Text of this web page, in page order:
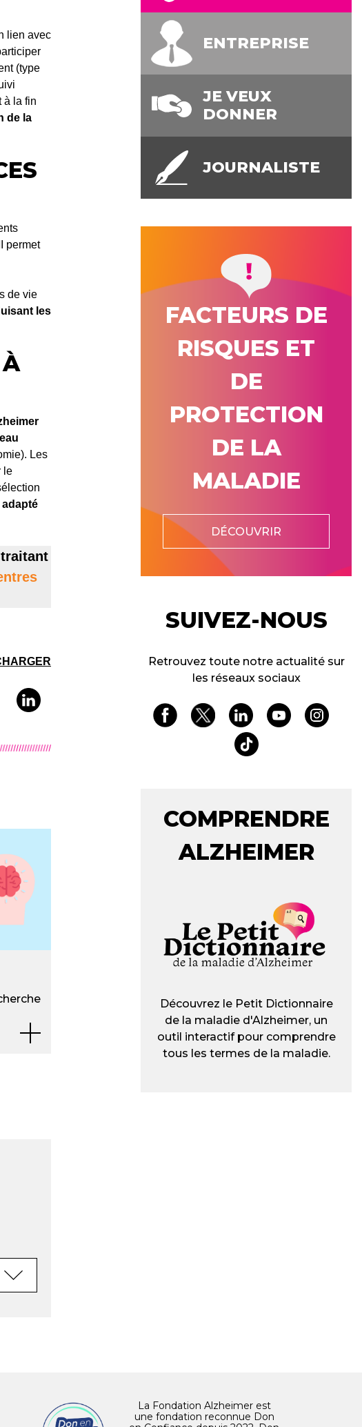
lien avec
(type
à la fin
de la
permet
de vie
les
Les
le
ENTREPRISE
JE VEUX
DONNER
JOURNALISTE
FACTEURS DE
RISQUES ET
DE
PROTECTION
DE LA
MALADIE
DÉCOUVRIR
SUIVEZ-NOUS
Retrouvez toute notre actualité sur
les réseaux sociaux
COMPRENDRE
ALZHEIMER
Découvrez le Petit Dictionnaire
de la maladie d'Alzheimer, un
outil interactif pour comprendre
tous les termes de la maladie.
La Fondation Alzheimer est
une fondation reconnue Don